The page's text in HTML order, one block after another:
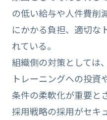
の低い給与や人件費削
にかかる負担、適切な
れている。
組織側の対策としては
トレーニングへの投資
条件の柔軟化が重要と
採用戦略の採用がセキ